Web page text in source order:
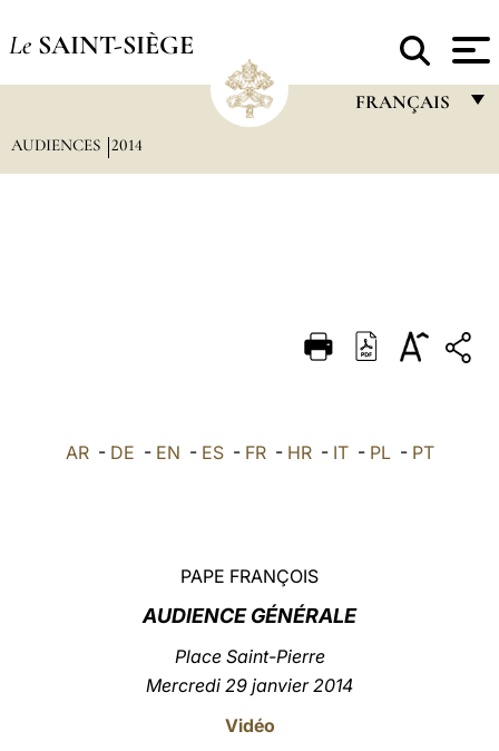
Le SAINT-SIÈGE
FRANÇAIS
DEUTSCH
العربيّة
AUDIENCES 2014
AR- DE - EN - ES- FR- HR- IT- PL- PT
PAPE FRANÇOIS
AUDIENCE GÉNÉRALE
Place Saint-Pierre
Mercredi 29 janvier 2014
Vidéo